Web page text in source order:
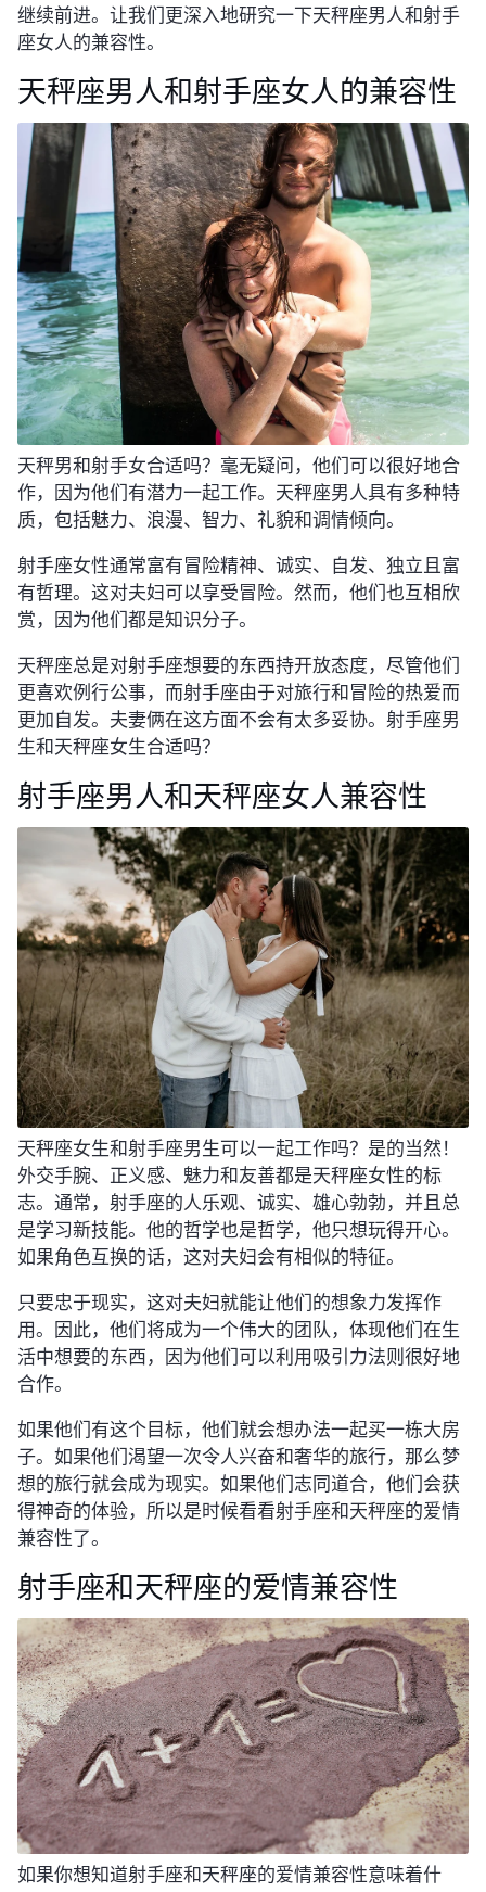
继续前进。让我们更深入地研究一下天秤座男人和射手
座女人的兼容性。
天秤座男人和射手座女人的兼容性
天秤男和射手女合适吗？毫无疑问，他们可以很好地合
作，因为他们有潜力一起工作。天秤座男人具有多种特
质，包括魅力、浪漫、智力、礼貌和调情倾向。
射手座女性通常富有冒险精神、诚实、自发、独立且富
有哲理。这对夫妇可以享受冒险。然而，他们也互相欣
赏，因为他们都是知识分子。
天秤座总是对射手座想要的东西持开放态度，尽管他们
更喜欢例行公事，而射手座由于对旅行和冒险的热爱而
更加自发。夫妻俩在这方面不会有太多妥协。射手座男
生和天秤座女生合适吗？
射手座男人和天秤座女人兼容性
天秤座女生和射手座男生可以一起工作吗？是的当然！
外交手腕、正义感、魅力和友善都是天秤座女性的标
志。通常，射手座的人乐观、诚实、雄心勃勃，并且总
是学习新技能。他的哲学也是哲学，他只想玩得开心。
如果角色互换的话，这对夫妇会有相似的特征。
只要忠于现实，这对夫妇就能让他们的想象力发挥作
用。因此，他们将成为一个伟大的团队，体现他们在生
活中想要的东西，因为他们可以利用吸引力法则很好地
合作。
如果他们有这个目标，他们就会想办法一起买一栋大房
子。如果他们渴望一次令人兴奋和奢华的旅行，那么梦
想的旅行就会成为现实。如果他们志同道合，他们会获
得神奇的体验，所以是时候看看射手座和天秤座的爱情
兼容性了。
射手座和天秤座的爱情兼容性
如果你想知道射手座和天秤座的爱情兼容性意味着什